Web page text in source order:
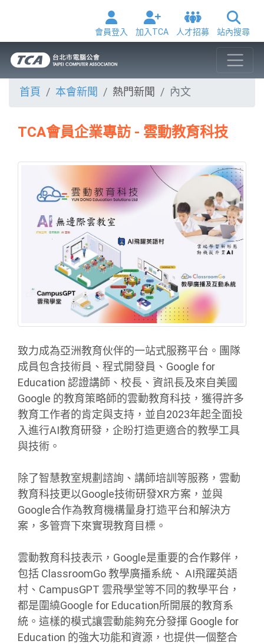
會員登入 加入TCA 人才招募 站內搜尋
首頁 本會新聞 熱門新聞 內文
TCA會員企業專訪 - 雲動教育科技
致力成為亞洲教育伙伴的一站式服務平台。團隊
成員包含技術員、程式開發員、Google for
Education 認證講師、校長、資訊長及來自美國
Google 的教育策略師的雲動教育科技，獲得許多
教育工作者的肯定與支持，並自2023年起全面投
入進行AI教育研發，企盼打造更適合的教學工具
與技術。
除了智慧教室規劃諮詢、講師培訓等服務，雲動
教育科技更以Google技術研發XR方案，並與
Google合作為教育機構量身打造平台和解決方
案，多管齊下來實現教育目標。
雲動教育科技表示，Google是重要的合作夥伴，
包括 ClassroomGo 教學廣播系統、 AI飛躍英語
村、CampusGPT 雲飛學堂等不同的教學平台，
都是圍繞Google for Education所開展的教育系
統。這樣的模式讓雲動能夠充分發揮 Google for
Education 的強大功能和資源，也提供一個整合